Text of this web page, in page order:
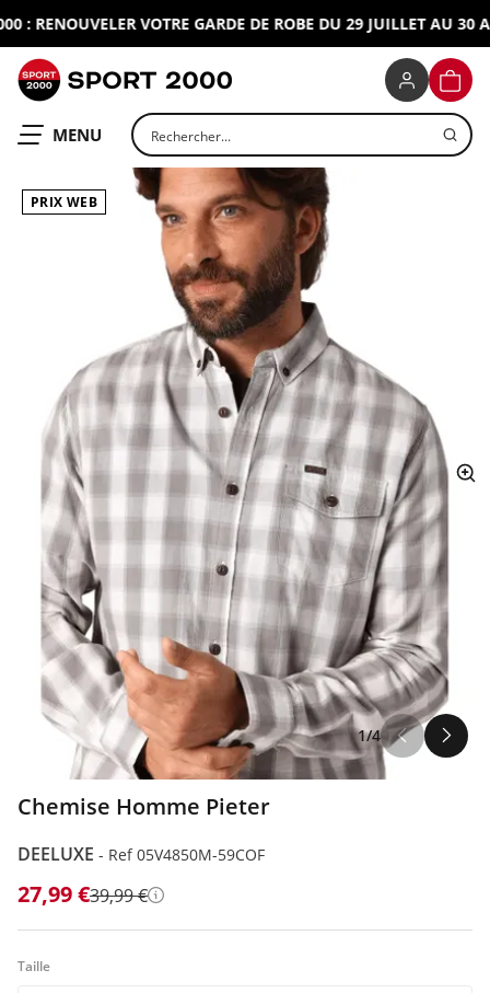
: RENOUVELER VOTRE GARDE DE ROBE DU 29 JUILLET AU 30
OUVRIR LE
MENU Rechercher un produit
PRIX WEB
1/4
Chemise Homme Pieter
DEELUXE - Ref 05V4850M-59COF
27,99 €39,99 € Détails
Taille